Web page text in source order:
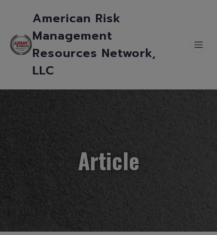
American Risk
Management
Resources Network,
LLC
Article